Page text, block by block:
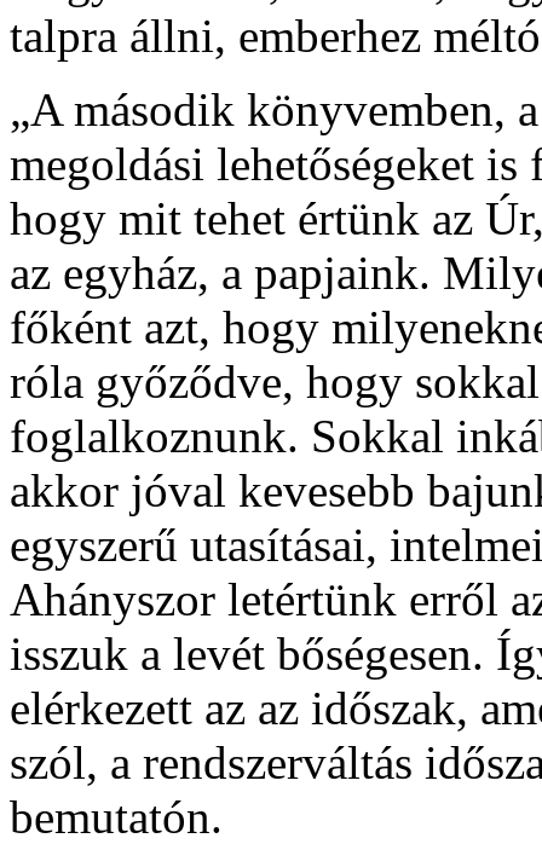
talpra állni, emberhez
„A második könyvemben,
megoldási lehetőségeket
hogy mit tehet értünk az
az egyház, a papjaink.
főként azt, hogy
róla győződve, hogy
foglalkoznunk. Sokkal
akkor jóval kevesebb
egyszerű utasításai,
Ahányszor letértünk erről
isszuk a levét bőségesen.
elérkezett az az időszak,
szól, a rendszerváltás
bemutatón.